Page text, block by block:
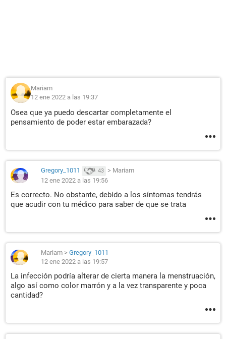
Mariam
12 ene 2022 a las 19:37
Osea que ya puedo descartar completamente el
pensamiento de poder estar embarazada?
Gregory_1011 43 > Mariam
12 ene 2022 a las 19:56
Es correcto. No obstante, debido a los síntomas tendrás
que acudir con tu médico para saber de que se trata
Mariam > Gregory_1011
12 ene 2022 a las 19:57
La infección podría alterar de cierta manera la menstruación,
algo así como color marrón y a la vez transparente y poca
cantidad?